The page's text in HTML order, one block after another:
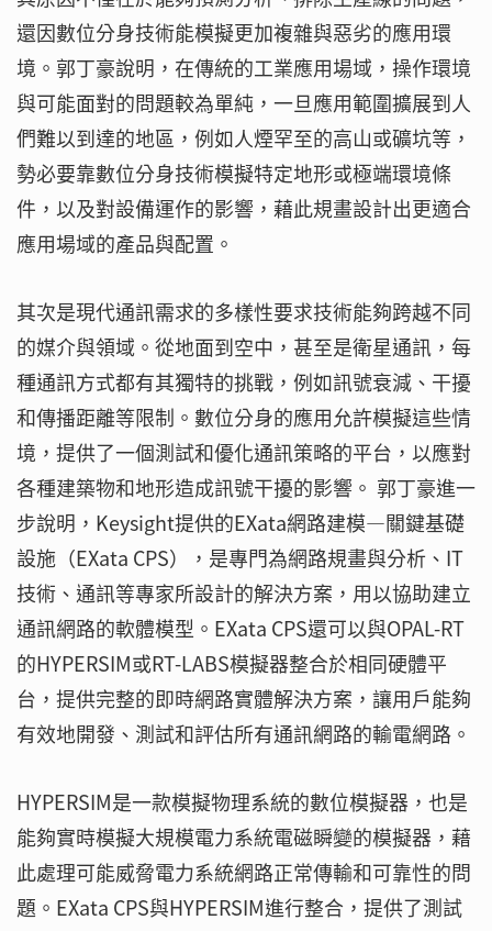
還因數位分身技術能模擬更加複雜與惡劣的應用環
境。郭丁豪說明，在傳統的工業應用場域，操作環境
與可能面對的問題較為單純，一旦應用範圍擴展到人
們難以到達的地區，例如人煙罕至的高山或礦坑等，
勢必要靠數位分身技術模擬特定地形或極端環境條
件，以及對設備運作的影響，藉此規畫設計出更適合
應用場域的產品與配置。
其次是現代通訊需求的多樣性要求技術能夠跨越不同
的媒介與領域。從地面到空中，甚至是衛星通訊，每
種通訊方式都有其獨特的挑戰，例如訊號衰減、干擾
和傳播距離等限制。數位分身的應用允許模擬這些情
境，提供了一個測試和優化通訊策略的平台，以應對
各種建築物和地形造成訊號干擾的影響。 郭丁豪進一
步說明，Keysight提供的EXata網路建模—關鍵基礎
設施（EXata CPS），是專門為網路規畫與分析、IT
技術、通訊等專家所設計的解決方案，用以協助建立
通訊網路的軟體模型。EXata CPS還可以與OPAL-RT
的HYPERSIM或RT-LABS模擬器整合於相同硬體平
台，提供完整的即時網路實體解決方案，讓用戶能夠
有效地開發、測試和評估所有通訊網路的輸電網路。
HYPERSIM是一款模擬物理系統的數位模擬器，也是
能夠實時模擬大規模電力系統電磁瞬變的模擬器，藉
此處理可能威脅電力系統網路正常傳輸和可靠性的問
題。EXata CPS與HYPERSIM進行整合，提供了測試